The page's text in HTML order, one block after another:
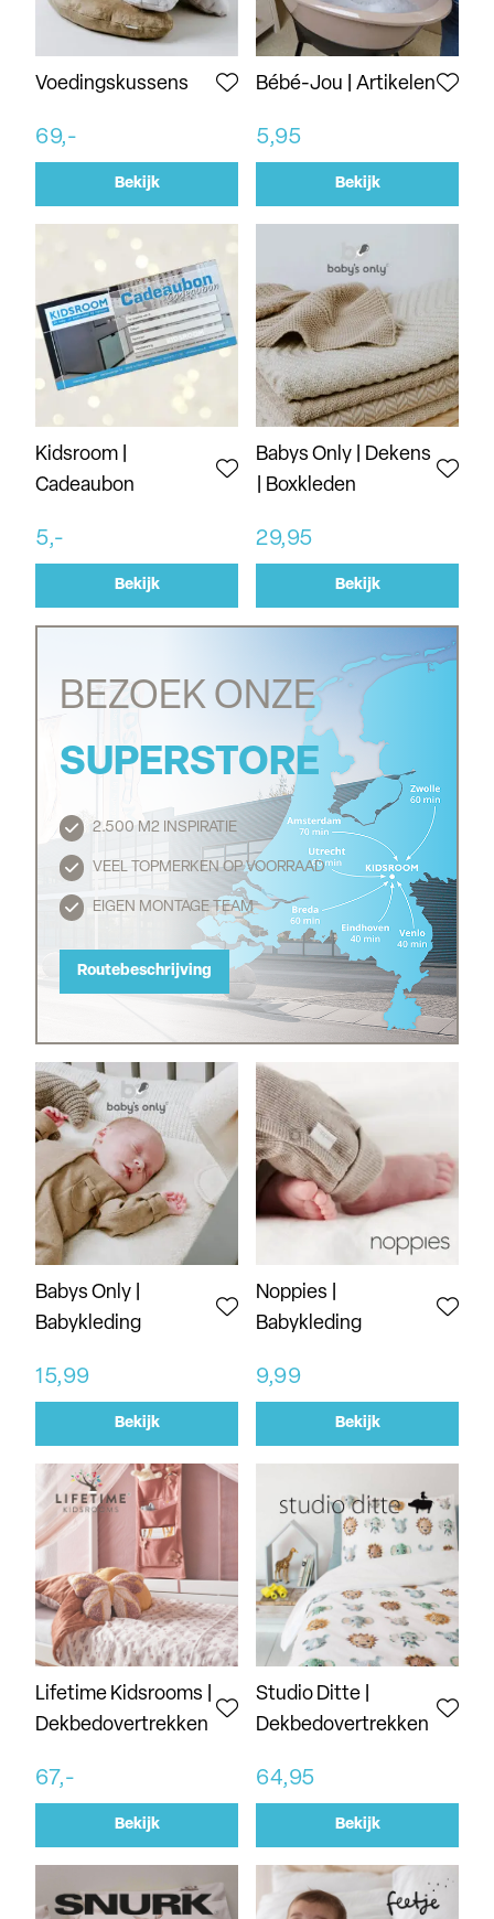
Voedingskussens
69,-
Bekijk
Bébé-Jou | Artikelen
5,95
Bekijk
Kidsroom |
Cadeaubon
5,-
Bekijk
Babys Only | Dekens
| Boxkleden
29,95
Bekijk
BEZOEK ONZE
SUPERSTORE
2.500 M2 INSPIRATIE
VEEL TOPMERKEN OP VOORRAAD
EIGEN MONTAGE TEAM
Routebeschrijving
Routebeschrijving
Babys Only |
Babykleding
15,99
Bekijk
Noppies |
Babykleding
9,99
Bekijk
Lifetime Kidsrooms |
Dekbedovertrekken
67,-
Bekijk
Studio Ditte |
Dekbedovertrekken
64,95
Bekijk